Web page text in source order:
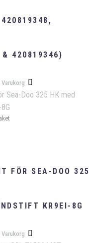
420819346)
FÖR SEA-DOO 325
KR9EI-8G